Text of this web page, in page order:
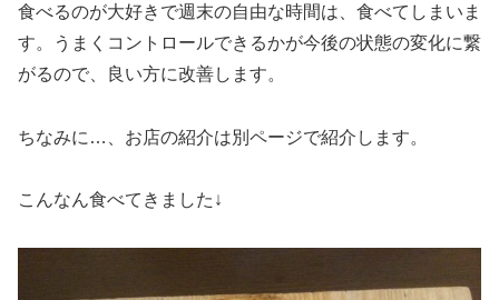
食べるのが大好きで週末の自由な時間は、食べてしまいま
す。うまくコントロールできるかが今後の状態の変化に繋
がるので、良い方に改善します。
ちなみに…、お店の紹介は別ページで紹介します。
こんなん食べてきました↓